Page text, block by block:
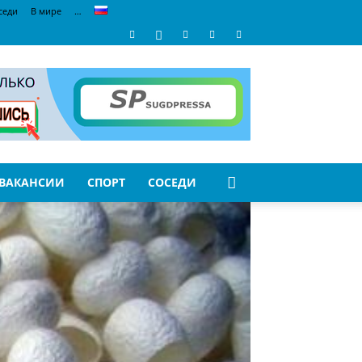
В мире …
СПОРТ СОСЕДИ